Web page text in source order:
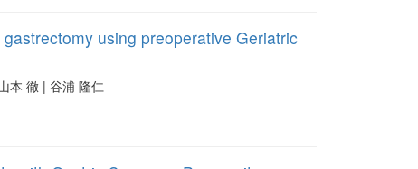
using preoperative Geriatric
本 徹 | 谷浦 隆仁